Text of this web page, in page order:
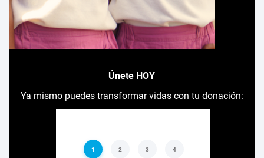
Únete HOY
Ya mismo puedes transformar vidas con tu donación: